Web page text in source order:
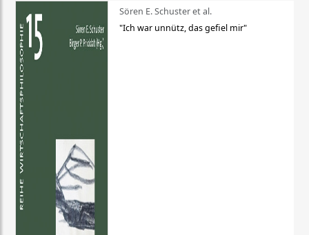
Sören E. Schuster et al.
"Ich war unnütz, das gefiel mir"